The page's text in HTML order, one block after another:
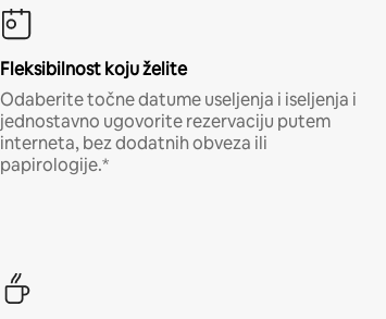
Fleksibilnost koju želite
Odaberite točne datume useljenja i iseljenja i
jednostavno ugovorite rezervaciju putem
interneta, bez dodatnih obveza ili
papirologije.*